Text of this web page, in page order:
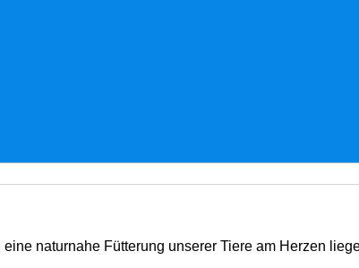
naturnahe Fütterung unserer Tiere am Herzen